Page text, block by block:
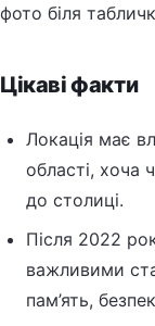
фото біля
Цікаві факти
Локація має
області, хоча
до столиці.
Після 2022
важливими
пам’ять,